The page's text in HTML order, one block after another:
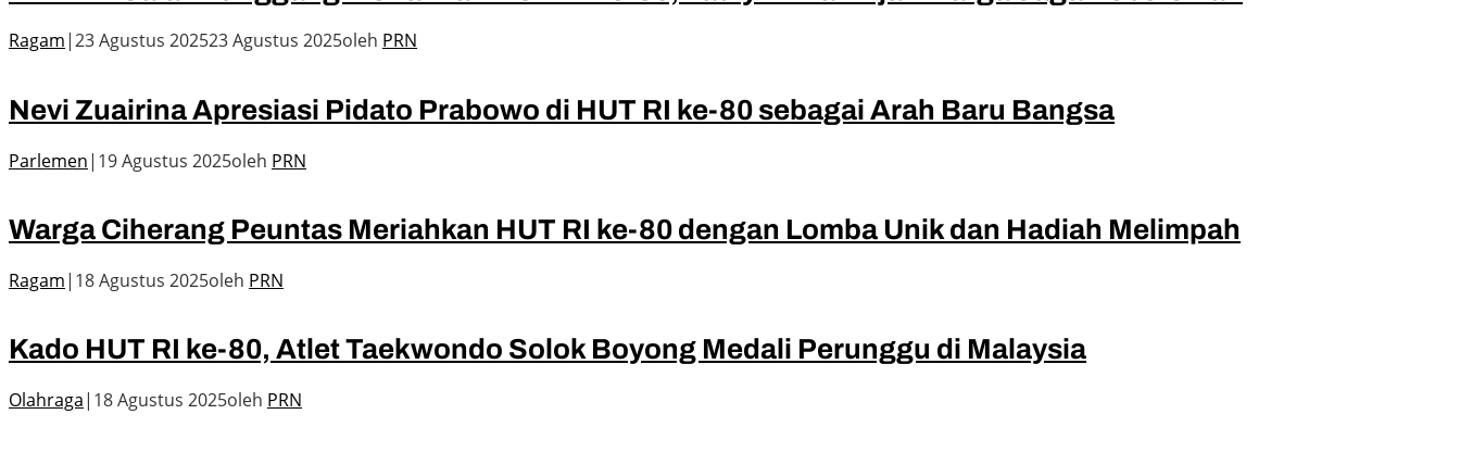
Ragam|23 Agustus 202523 Agustus 2025oleh PRN
Nevi Zuairina Apresiasi Pidato Prabowo di HUT RI ke-80 sebagai Arah Baru Bangsa
Parlemen| 19 Agustus 2025oleh PRN
Warga Ciherang Peuntas Meriahkan HUT RI ke-80 dengan Lomba Unik dan Hadiah Melimpah
Ragam| 18 Agustus 2025oleh PRN
Kado HUT RI ke-80, Atlet Taekwondo Solok Boyong Medali Perunggu di Malaysia
Olahraga| 18 Agustus 2025oleh PRN